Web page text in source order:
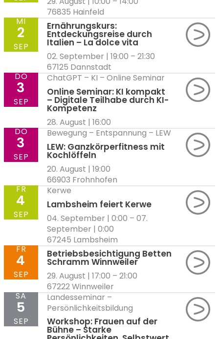
76835 Hainfeld
Ernährungskurs:
Entdeckungsreise durch
Italien – La dolce vita
02. September | 19:00 – 21:30
67125 Dannstadt
MI
2
SEP
Online Seminar: KI kompakt
– Digitale Teilhabe durch KI-
Kompetenz
ChatGPT – KI – Online Seminar
28. August | 16:00
DO
3
SEP
LEW: Ganzkörperfitness mit
Kochlöffeln
Bewegung – Entspannung – LEW
20. August | 19:00
66903 Frohnhofen
DO
3
SEP
Lambsheim feiert Kerwe
Kerwe
04. September | 0:00 – 07.
September | 0:00
67245 Lambsheim
FR
4
SEP
Betriebsbesichtigung Betten
Schramm Winnweiler
29. August | 17:00 – 21:00
67222 Winnweiler
FR
4
SEP
Workshop: Frauen auf der
Bühne – Starke
Landesseminar–
Persönlichkeitsbildung
SA
5
SEP